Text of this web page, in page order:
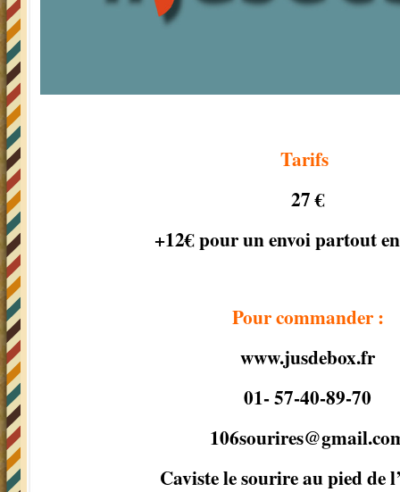
Tarifs
27 €
+12€ pour un envoi partout
Pour commander :
www.jusdebox.fr
01- 57-40-89-70
Caviste le sourire au pied de